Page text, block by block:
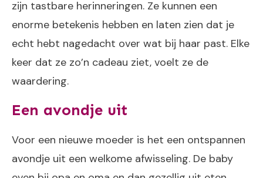
zijn tastbare herinneringen. Ze kunnen een
enorme betekenis hebben en laten zien dat je
echt hebt nagedacht over wat bij haar past. Elke
keer dat ze zo’n cadeau ziet, voelt ze de
waardering.
Een avondje uit
Voor een nieuwe moeder is het een ontspannen
avondje uit een welkome afwisseling. De baby